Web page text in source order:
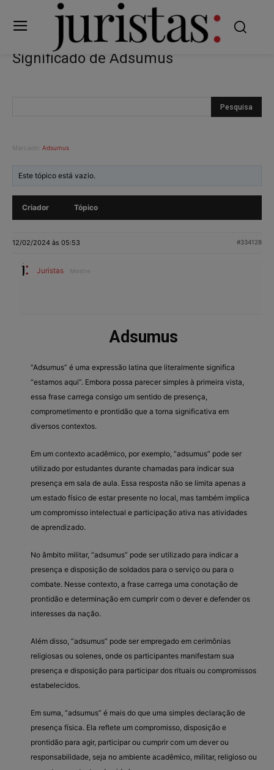
Significado de Adsumus
Marcado: Adsumus
Este tópico está vazio.
Criador Tópico
12/02/2024 às 05:53 #334128
Juristas Mestre
Adsumus
“Adsumus” é uma expressão latina que literalmente significa
“estamos aqui”. Embora possa parecer simples à primeira vista,
essa frase carrega consigo um sentido de presença,
comprometimento e prontidão que a torna significativa em
diversos contextos.
Em um contexto acadêmico, por exemplo, “adsumus” pode ser
utilizado por estudantes durante chamadas para indicar sua
presença em sala de aula. Essa resposta não se limita apenas a
um estado físico de estar presente no local, mas também implica
um compromisso intelectual e participação ativa nas atividades
de aprendizado.
No âmbito militar, “adsumus” pode ser utilizado para indicar a
presença e disposição de soldados para o serviço ou para o
combate. Nesse contexto, a frase carrega uma conotação de
prontidão e determinação em cumprir com o dever e defender os
interesses da nação.
Além disso, “adsumus” pode ser empregado em cerimônias
religiosas ou solenes, onde os participantes manifestam sua
presença e disposição para participar dos rituais ou compromissos
estabelecidos.
Em suma, “adsumus” é mais do que uma simples declaração de
presença física. Ela reflete um compromisso, disposição e
prontidão para agir, participar ou cumprir com um dever ou
responsabilidade, seja no ambiente acadêmico, militar, religioso ou